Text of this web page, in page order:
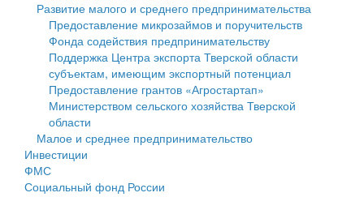
Культура
Образование
Здравоохранение
Социальная защита
Фотоальбом
Открытые данные
Работа с обращениями граждан
Муниципальный контроль
Муниципальные услуги
Проекты административных регламентов
Антимонопольный комплаенс
объектов недвижимости
Имущественная поддержка субъектов малого и
среднего предпринимательства
Информационная поддержка субъектов малого и
среднего предпринимательства
Муниципальные программы
Развитие малого и среднего предпринимательства
Предоставление микрозаймов и поручительств
Фонда содействия предпринимательству
Поддержка Центра экспорта Тверской области
субъектам, имеющим экспортный потенциал
Предоставление грантов «Агростартап»
Министерством сельского хозяйства Тверской
области
Малое и среднее предпринимательство
Инвестиции
ФМС
Социальный фонд России